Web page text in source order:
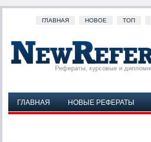
ГЛАВНАЯ НОВОЕ ТОП
ГЛАВНАЯ НОВЫЕ РЕФЕРАТЫ